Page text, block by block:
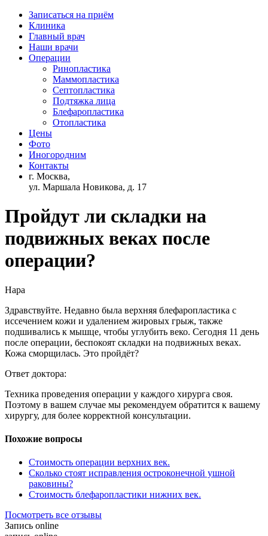
Записаться на приём
Клиника
Главный врач
Наши врачи
Операции
Ринопластика
Маммопластика
Септопластика
Подтяжка лица
Блефаропластика
Отопластика
Цены
Фото
Иногородним
Контакты
г. Москва,
ул. Маршала Новикова, д. 17
Пройдут ли складки на
подвижных веках после
операции?
Нара
Здравствуйте. Недавно была верхняя блефаропластика с
иссечением кожи и удалением жировых грыж, также
подшивались к мышце, чтобы углубить веко. Сегодня 11 день
после операции, беспокоят складки на подвижных веках.
Кожа сморщилась. Это пройдёт?
Ответ доктора:
Техника проведения операции у каждого хирурга своя.
Поэтому в вашем случае мы рекомендуем обратится к вашему
хирургу, для более корректной консультации.
Похожие вопросы
Стоимость операции верхних век.
Сколько стоят исправления остроконечной ушной
раковины?
Стоимость блефаропластики нижних век.
Посмотреть все отзывы
Запись online